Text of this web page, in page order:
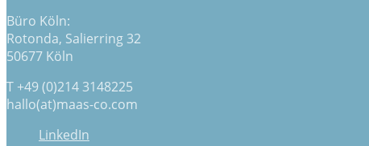
Büro Köln:
Rotonda, Salierring 32
50677 Köln
T +49 (0)214 3148225
hallo(at)maas-co.com
LinkedIn